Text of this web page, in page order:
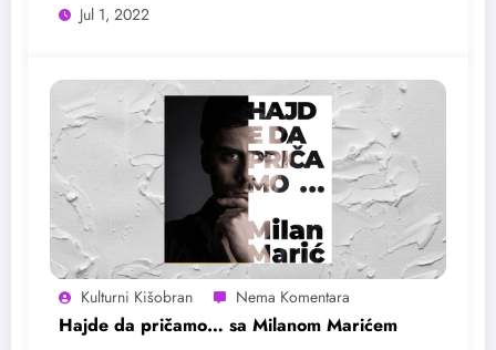
Jul 1, 2022
Kulturni Kišobran
Hajde da pričamo… sa Milanom Marićem